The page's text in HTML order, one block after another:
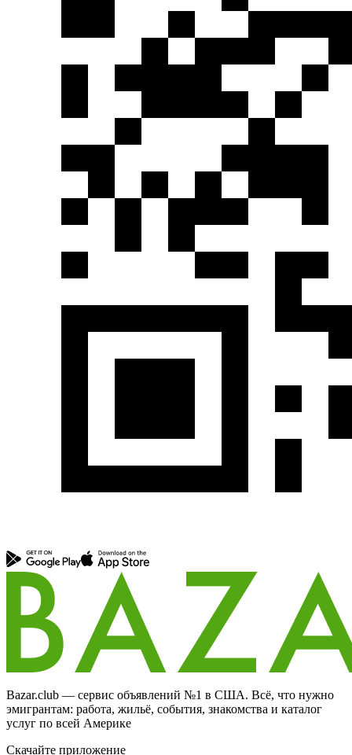
Bazar.club — сервис объявлений №1 в США. Всё, что нужно
эмигрантам: работа, жильё, события, знакомства и каталог
услуг по всей Америке
Скачайте приложение